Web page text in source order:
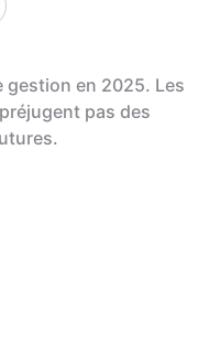
gestion en 2025. Les
pas des